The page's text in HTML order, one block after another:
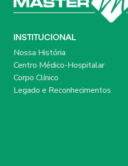
INSTITUCIONAL
Nossa História
Centro Médico-Hospitalar
Corpo Clínico
Legado e Reconhecimentos